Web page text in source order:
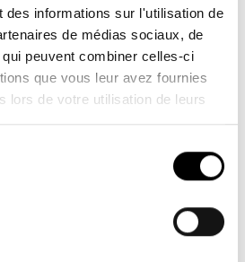
des informations sur l'utilisation de
de médias sociaux, de
peuvent combiner celles-ci
que vous leur avez fournies
lors de votre utilisation de leurs
Enveloppe Coude articulé
- GameReady
Enveloppe de Coude articulé
pour les patients incapables
734,00 €